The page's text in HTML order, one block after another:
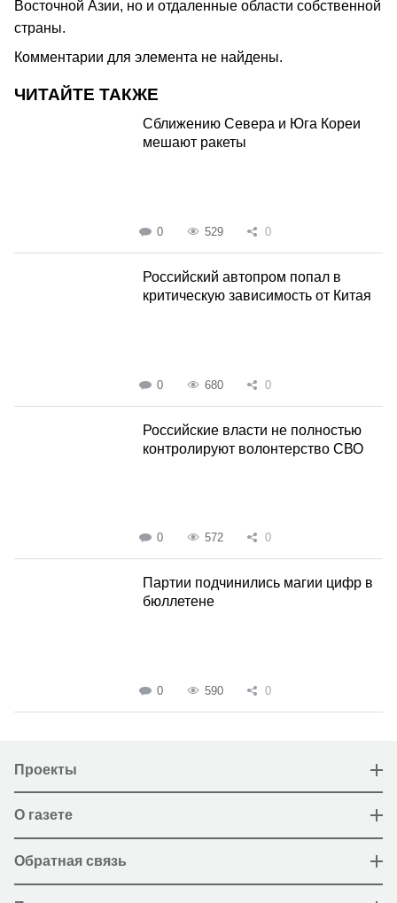
Восточной Азии, но и отдаленные области собственной
страны.
Комментарии для элемента не найдены.
ЧИТАЙТЕ ТАКЖЕ
Сближению Севера и Юга Кореи
мешают ракеты
0 529 0
Российский автопром попал в
критическую зависимость от Китая
0 680 0
Российские власти не полностью
контролируют волонтерство СВО
0 572 0
Партии подчинились магии цифр в
бюллетене
0 590 0
Проекты
О газете
Обратная связь